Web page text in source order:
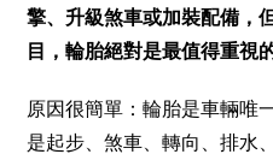
擎、升級煞車或加裝配備，
目，輪胎絕對是最值得重視
原因很簡單：輪胎是車輛唯
是起步、煞車、轉向、排水